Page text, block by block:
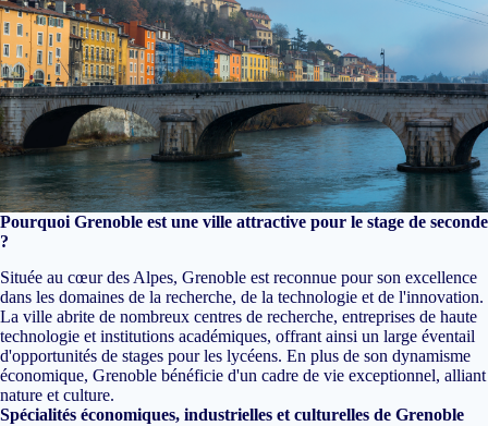
Pourquoi Grenoble est une ville attractive pour le stage de seconde
?
Située au cœur des Alpes, Grenoble est reconnue pour son excellence
dans les domaines de la recherche, de la technologie et de l'innovation.
La ville abrite de nombreux centres de recherche, entreprises de haute
technologie et institutions académiques, offrant ainsi un large éventail
d'opportunités de stages pour les lycéens. En plus de son dynamisme
économique, Grenoble bénéficie d'un cadre de vie exceptionnel, alliant
nature et culture.
Spécialités économiques, industrielles et culturelles de Grenoble